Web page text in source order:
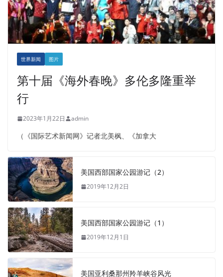
世界新闻 图片
第十届《海外春晚》多伦多隆重举
行
2023年1月22日 admin
（《国际艺术新闻网》记者北美枫、《加拿大
美国西部国家公园游记（2）
2019年12月2日
美国西部国家公园游记（1）
2019年12月1日
美国亚利桑那州羚羊峡谷风光